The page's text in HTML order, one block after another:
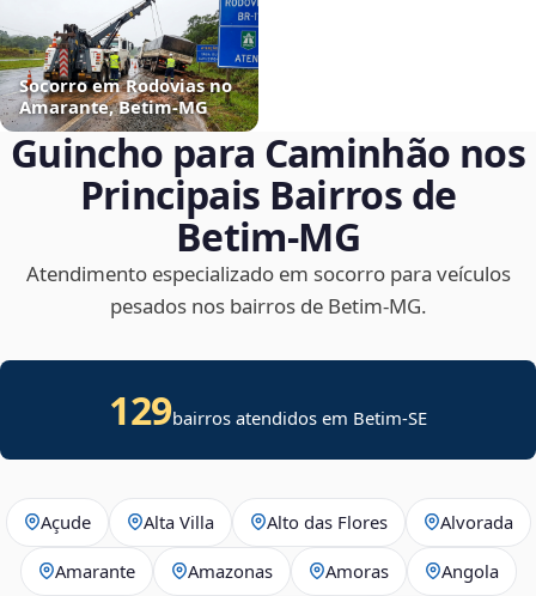
Socorro em Rodovias no
Amarante, Betim‑MG
Guincho para Caminhão nos
Principais Bairros de
Betim‑MG
Atendimento especializado em socorro para veículos
pesados nos bairros de Betim‑MG.
129bairros atendidos em Betim-SE
Açude Alta Villa Alto das Flores Alvorada
Amarante Amazonas Amoras Angola